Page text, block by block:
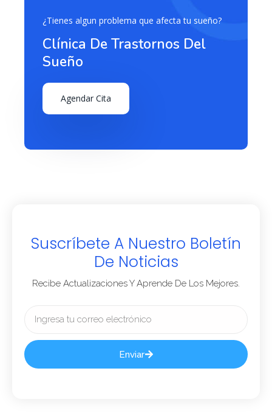
¿Tienes algun problema que afecta tu sueño?
Clínica De Trastornos Del
Sueño
Agendar Cita
Suscríbete A Nuestro Boletín
De Noticias
Recibe Actualizaciones Y Aprende De Los Mejores.
Enviar